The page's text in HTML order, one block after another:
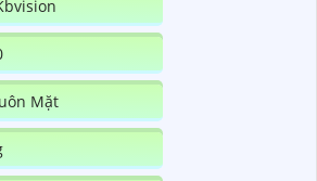
Mặt